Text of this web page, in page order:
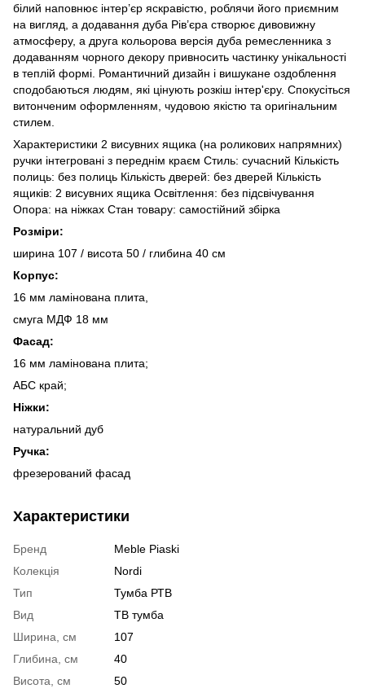
білий наповнює інтер’єр яскравістю, роблячи його приємним
на вигляд, а додавання дуба Рів’єра створює дивовижну
атмосферу, а друга кольорова версія дуба ремесленника з
додаванням чорного декору привносить частинку унікальності
в теплій формі. Романтичний дизайн і вишукане оздоблення
сподобаються людям, які цінують розкіш інтер'єру. Спокусіться
витонченим оформленням, чудовою якістю та оригінальним
стилем.
Характеристики 2 висувних ящика (на роликових напрямних)
ручки інтегровані з переднім краєм Стиль: сучасний Кількість
полиць: без полиць Кількість дверей: без дверей Кількість
ящиків: 2 висувних ящика Освітлення: без підсвічування
Опора: на ніжках Стан товару: самостійний збірка
Розміри:
ширина 107 / висота 50 / глибина 40 см
Корпус:
16 мм ламінована плита,
смуга МДФ 18 мм
Фасад:
16 мм ламінована плита;
АБС край;
Ніжки:
натуральний дуб
Ручка:
фрезерований фасад
Характеристики
Бренд
Meble Piaski
Колекція
Nordi
Тип
Тумба РТВ
Вид
ТВ тумба
Ширина, см
107
Глибина, см
40
Висота, см
50